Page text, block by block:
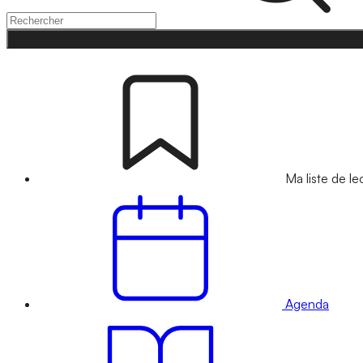
Ma liste de
Agenda